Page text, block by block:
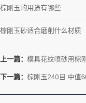
棕刚玉的用途有哪些
棕刚玉砂适合磨削什么材质
上一篇： 模具花纹喷砂用棕
下一篇： 棕刚玉240目 中值